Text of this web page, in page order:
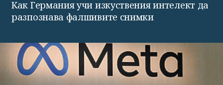
Как Германия учи изкуствения интелект да
разпознава фалшивите снимки